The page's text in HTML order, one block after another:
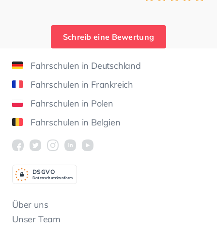
Schreib eine Bewertung
Fahrschulen in Deutschland
Fahrschulen in Frankreich
Fahrschulen in Polen
Fahrschulen in Belgien
Über uns
Unser Team
Datenschutzkonform
DSGVO